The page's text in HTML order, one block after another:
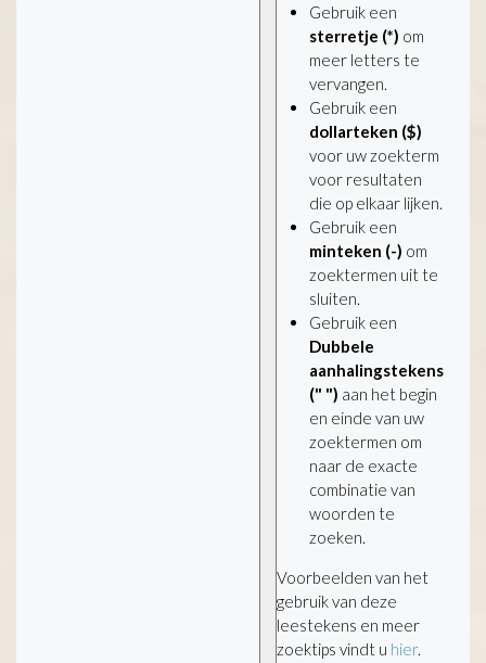
Gebruik een
sterretje (*) om
meer letters te
vervangen.
Gebruik een
dollarteken ($)
voor uw zoekterm
voor resultaten
die op elkaar lijken.
Gebruik een
minteken (-) om
zoektermen uit te
sluiten.
Gebruik een
Dubbele
aanhalingstekens
(" ") aan het begin
en einde van uw
zoektermen om
naar de exacte
combinatie van
woorden te
zoeken.
Voorbeelden van het
gebruik van deze
leestekens en meer
zoektips vindt u hier.